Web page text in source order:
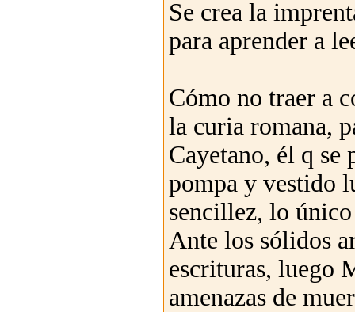
Se crea la
para aprender a
Cómo no traer a
la curia romana,
Cayetano, él q se
pompa y vestido
sencillez, lo
Ante los sólidos
escrituras, luego
amenazas de